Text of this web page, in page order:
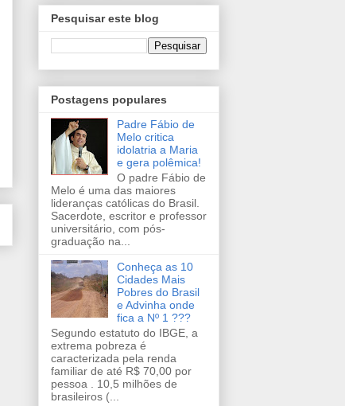
Pesquisar este blog
Postagens populares
Padre Fábio de
Melo critica
idolatria a Maria
e gera polêmica!
O padre Fábio de
Melo é uma das maiores
lideranças católicas do Brasil.
Sacerdote, escritor e professor
universitário, com pós-
graduação na...
Conheça as 10
Cidades Mais
Pobres do Brasil
e Advinha onde
fica a Nº 1 ???
Segundo estatuto do IBGE, a
extrema pobreza é
caracterizada pela renda
familiar de até R$ 70,00 por
pessoa . 10,5 milhões de
brasileiros (...